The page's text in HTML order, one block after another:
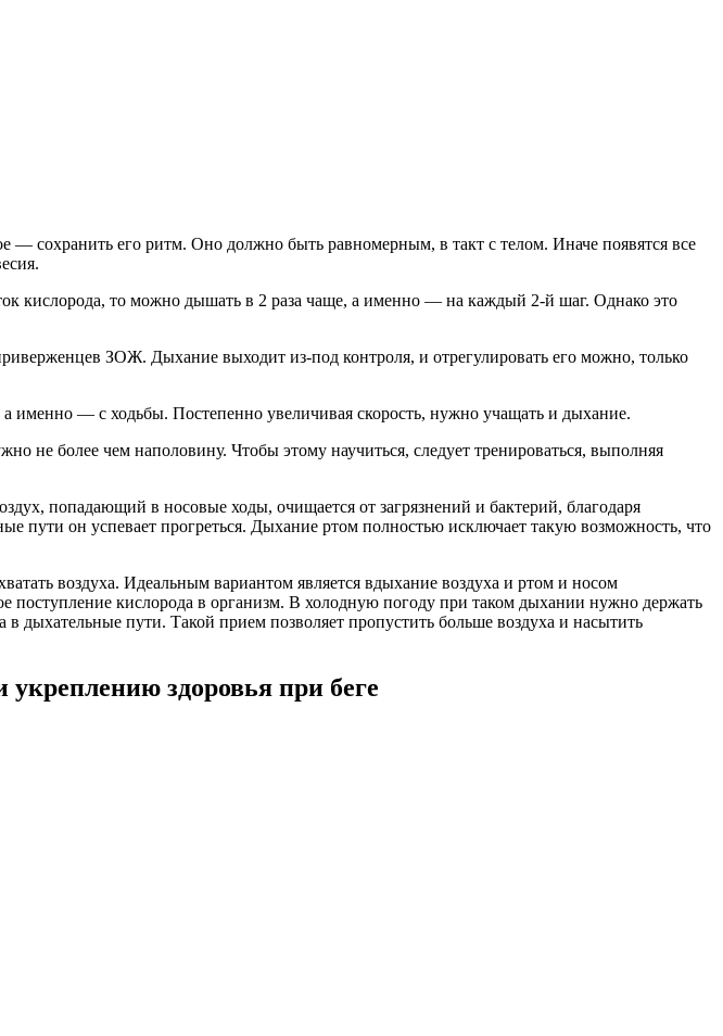
— сохранить его ритм. Оно должно быть равномерным, в такт с телом. Иначе появятся все
кислорода, то можно дышать в 2 раза чаще, а именно — на каждый 2-й шаг. Однако это
ЗОЖ. Дыхание выходит из-под контроля, и отрегулировать его можно, только
именно — с ходьбы. Постепенно увеличивая скорость, нужно учащать и дыхание.
не более чем наполовину. Чтобы этому научиться, следует тренироваться, выполняя
попадающий в носовые ходы, очищается от загрязнений и бактерий, благодаря
пути он успевает прогреться. Дыхание ртом полностью исключает такую возможность, что
воздуха. Идеальным вариантом является вдыхание воздуха и ртом и носом
поступление кислорода в организм. В холодную погоду при таком дыхании нужно держать
дыхательные пути. Такой прием позволяет пропустить больше воздуха и насытить
здоровья при беге